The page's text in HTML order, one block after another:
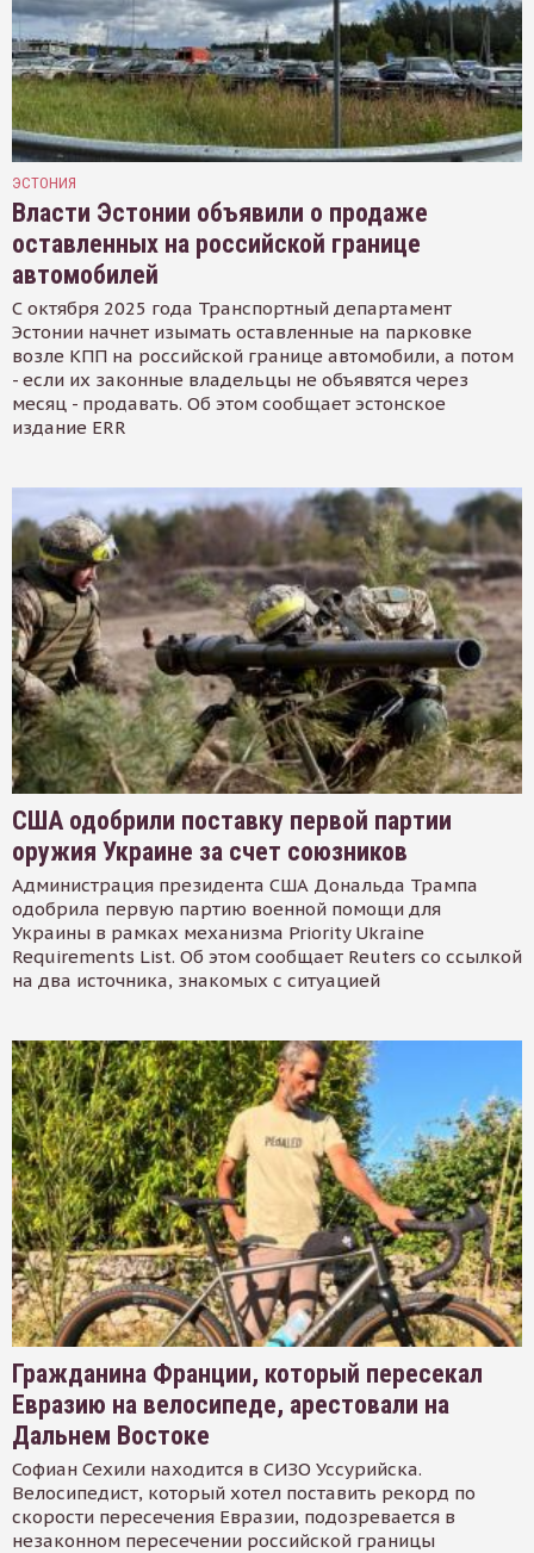
ЭСТОНИЯ
Власти Эстонии объявили о продаже
оставленных на российской границе
автомобилей
С октября 2025 года Транспортный департамент
Эстонии начнет изымать оставленные на парковке
возле КПП на российской границе автомобили, а потом
- если их законные владельцы не объявятся через
месяц - продавать. Об этом сообщает эстонское
издание ERR
США одобрили поставку первой партии
оружия Украине за счет союзников
Администрация президента США Дональда Трампа
одобрила первую партию военной помощи для
Украины в рамках механизма Priority Ukraine
Requirements List. Об этом сообщает Reuters со ссылкой
на два источника, знакомых с ситуацией
Гражданина Франции, который пересекал
Евразию на велосипеде, арестовали на
Дальнем Востоке
Софиан Сехили находится в СИЗО Уссурийска.
Велосипедист, который хотел поставить рекорд по
скорости пересечения Евразии, подозревается в
незаконном пересечении российской границы